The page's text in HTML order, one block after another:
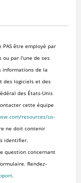
PAS être employé par
ou par l'une de ses
informations de la
des logiciels et des
des États-Unis
cette équipe
resources/us-
ne doit contenir
identifier.
question concernant
Rendez-
.